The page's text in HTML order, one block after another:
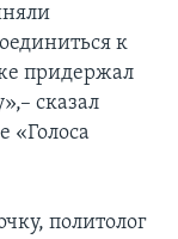
к
придержал
сказал
«Голоса
политолог